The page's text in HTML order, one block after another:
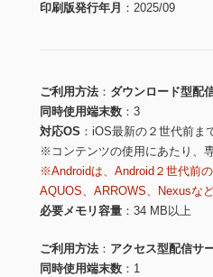
印刷版発行年月
2025/09
ご利用方法
ダウンロード型配
同時使用端末数
3
対応OS
iOS最新の２世代前ま
※コンテンツの使用にあたり、
※Androidは、Android２世代前
AQUOS、ARROWS、Nexusな
必要メモリ容量
34 MB以上
ご利用方法
アクセス型配信サ
同時使用端末数
1